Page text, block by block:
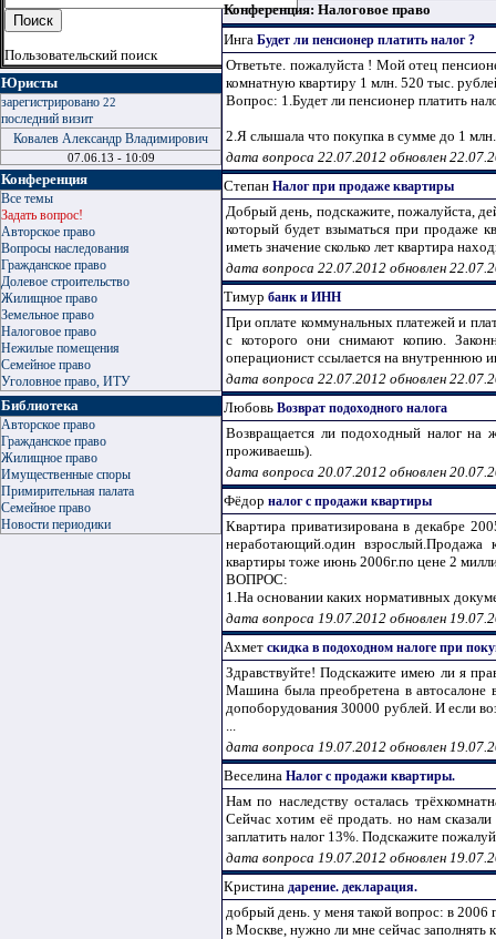
Пользовательский поиск
Юристы
зарегистрировано 22
последний визит
Ковалев Александр Владимирович
07.06.13 - 10:09
Конференция
Все темы
Задать вопрос!
Авторское право
Вопросы наследования
Гражданское право
Долевое строительство
Жилищное право
Земельное право
Налоговое право
Нежилые помещения
Семейное право
Уголовное право, ИТУ
Библиотека
Авторское право
Гражданское право
Жилищное право
Имущественные споры
Примирительная палата
Семейное право
Новости периодики
Конференция: Налоговое право
Инга Будет ли пенсионер платить налог ?
Ответьте. пожалуйста ! Мой отец
комнатную квартиру 1 млн. 520 тыс.
Вопрос: 1.Будет ли пенсионер платить
2.Я слышала что покупка в сумме до 1
дата вопроса 22.07.2012 обновлен
Степан Налог при продаже квартиры
Добрый день, подскажите, пожалуйста,
который будет взыматься при продаже
иметь значение сколько лет квартира
дата вопроса 22.07.2012 обновлен
Тимур банк и ИНН
При оплате коммунальных платежей и
с которого они снимают копию.
операционист ссылается на внутреннюю
дата вопроса 22.07.2012 обновлен
Любовь Возврат подоходного налога
Возвращается ли подоходный налог на
проживаешь).
дата вопроса 20.07.2012 обновлен
Фёдор налог с продажи квартиры
Квартира приватизирована в декабре
неработающий.один
квартиры тоже июнь 2006г.по цене 2
ВОПРОС:
1.На основании каких нормативных
дата вопроса 19.07.2012 обновлен
Ахмет скидка в подоходном налоге при
Здравствуйте! Подскажите имею ли я
Машина была преобретена в автосалоне
допоборудования 30000 рублей. И если
...
дата вопроса 19.07.2012 обновлен
Веселина Налог с продажи квартиры.
Нам по наследству осталась
Сейчас хотим её продать. но нам
заплатить налог 13%. Подскажите
дата вопроса 19.07.2012 обновлен
Кристина дарение. декларация.
добрый день. у меня такой вопрос: в 2006
в Москве, нужно ли мне сейчас заполнять